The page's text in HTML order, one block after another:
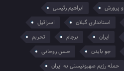
پرورش
ابراهیم رئیسی
استانداری گیلان
اسرائیل
ایران برجام
تحریم
جو بایدن
حسن روحانی
حمله رژیم صهیونیستی به ایران